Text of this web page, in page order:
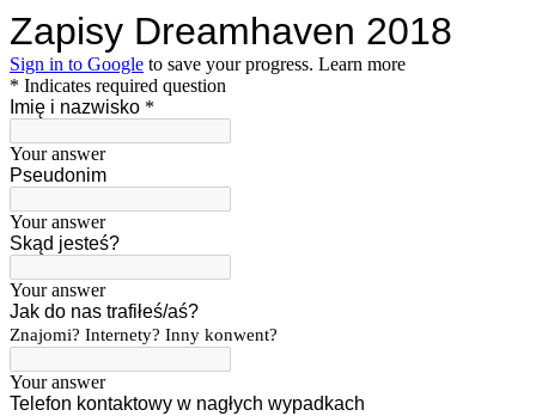
Zapisy Dreamhaven 2018
Sign in to Google to save your progress. Learn more
* Indicates required question
Imię i nazwisko *
Your answer
Pseudonim
Your answer
Skąd jesteś?
Your answer
Jak do nas trafiłeś/aś?
Znajomi? Internety? Inny konwent?
Your answer
Telefon kontaktowy w nagłych wypadkach